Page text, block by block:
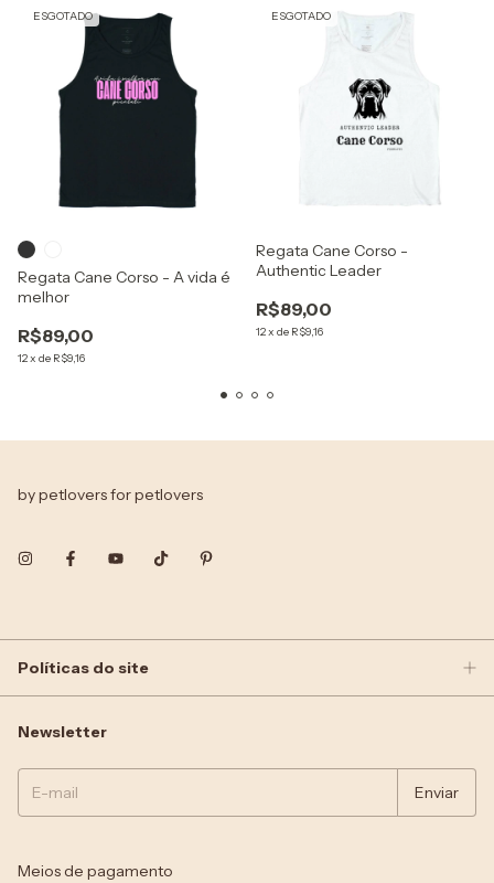
ESGOTADO
Regata Cane Corso - A vida é
melhor
R$89,00
12x de R$9,16
ESGOTADO
Regata Cane Corso -
Authentic Leader
R$89,00
12x de R$9,16
by petlovers for petlovers
Políticas do site
Newsletter
Meios de pagamento